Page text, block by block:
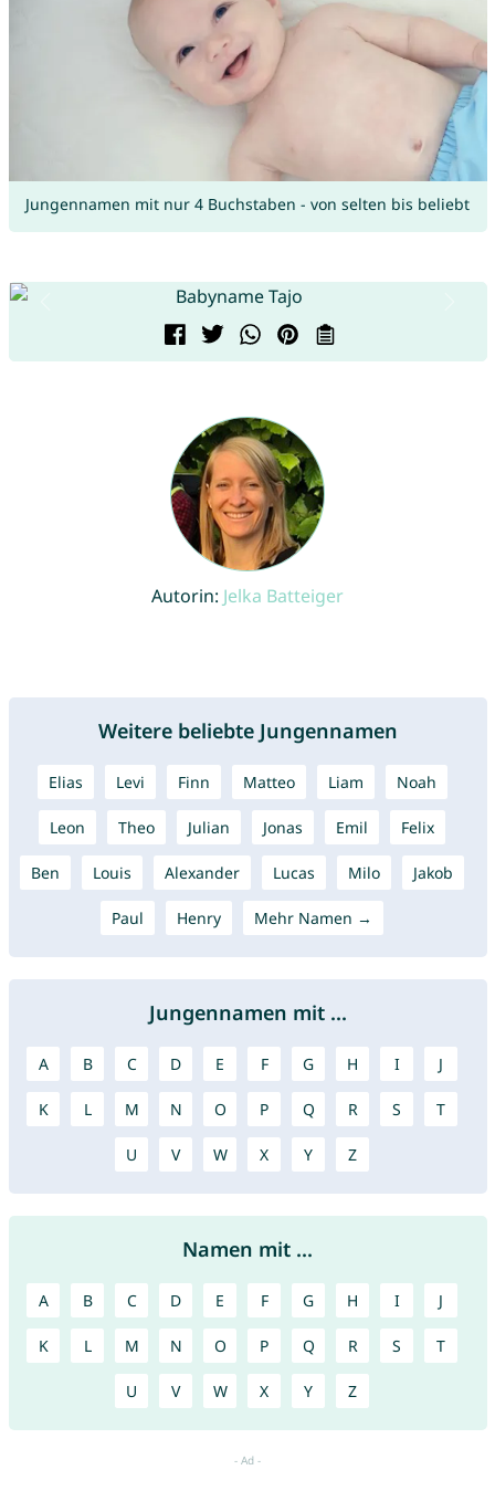
Jungennamen mit nur 4 Buchstaben - von selten bis beliebt
Autorin: Jelka Batteiger
Weitere beliebte Jungennamen
Elias Levi Finn Matteo Liam Noah
Leon Theo Julian Jonas Emil Felix
Ben Louis Alexander Lucas Milo Jakob
Paul Henry Mehr Namen →
Jungennamen mit ...
A B C D E F G H I J
K L M N O P Q R S T
U V W X Y Z
Namen mit ...
A B C D E F G H I J
K L M N O P Q R S T
U V W X Y Z